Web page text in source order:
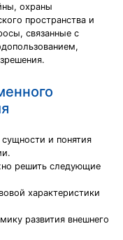
охраны
пространства и
связанные с
и понятия
решить следующие
характеристики
развития внешнего